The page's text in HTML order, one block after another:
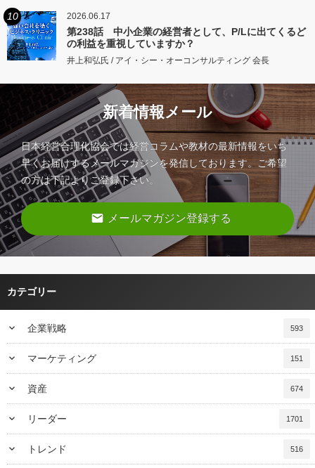
10 2026.06.17
第238話 中小企業の経営者として、P/Lに出てくるど
の利益を重視していますか？
井上和弘氏 / アイ・シー・オーコンサルティング 会長
新着情報メール
日本経営合理化協会では経営コラムや教材の最新情報をいち
早くお届けするメールマガジンを発信しております。ご希望
の方は下記よりご登録下さい。
email メールマガジン登録する
カテゴリー
keyboard_arrow_down 企業戦略 593
keyboard_arrow_down マーケティング 151
keyboard_arrow_down 資産 674
keyboard_arrow_down リーダー 1701
keyboard_arrow_down トレンド 516